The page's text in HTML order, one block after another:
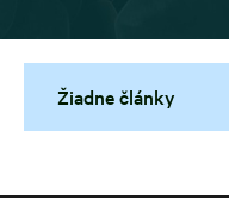
Žiadne články